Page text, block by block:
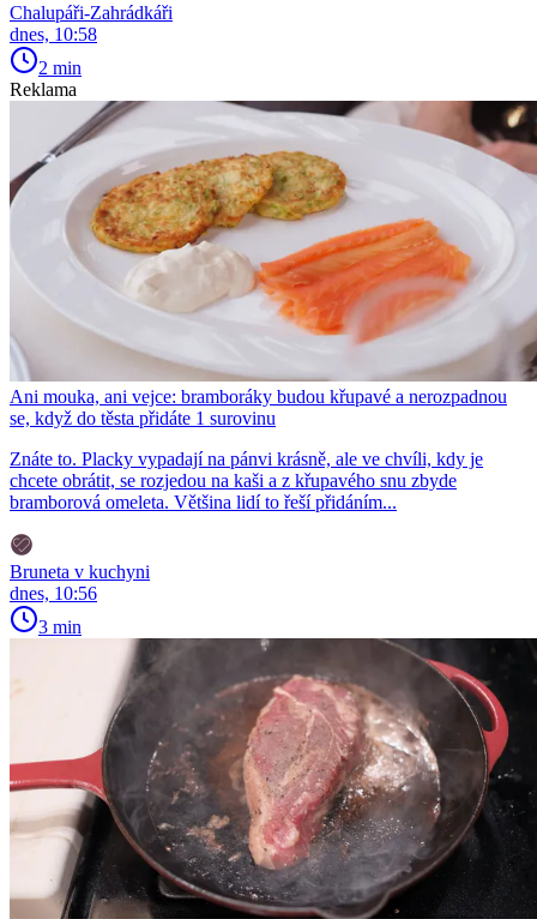
Chalupáři-Zahrádkáři
dnes, 10:58
2 min
Reklama
Ani mouka, ani vejce: bramboráky budou křupavé a nerozpadnou
se, když do těsta přidáte 1 surovinu
Znáte to. Placky vypadají na pánvi krásně, ale ve chvíli, kdy je
chcete obrátit, se rozjedou na kaši a z křupavého snu zbyde
bramborová omeleta. Většina lidí to řeší přidáním...
Bruneta v kuchyni
dnes, 10:56
3 min